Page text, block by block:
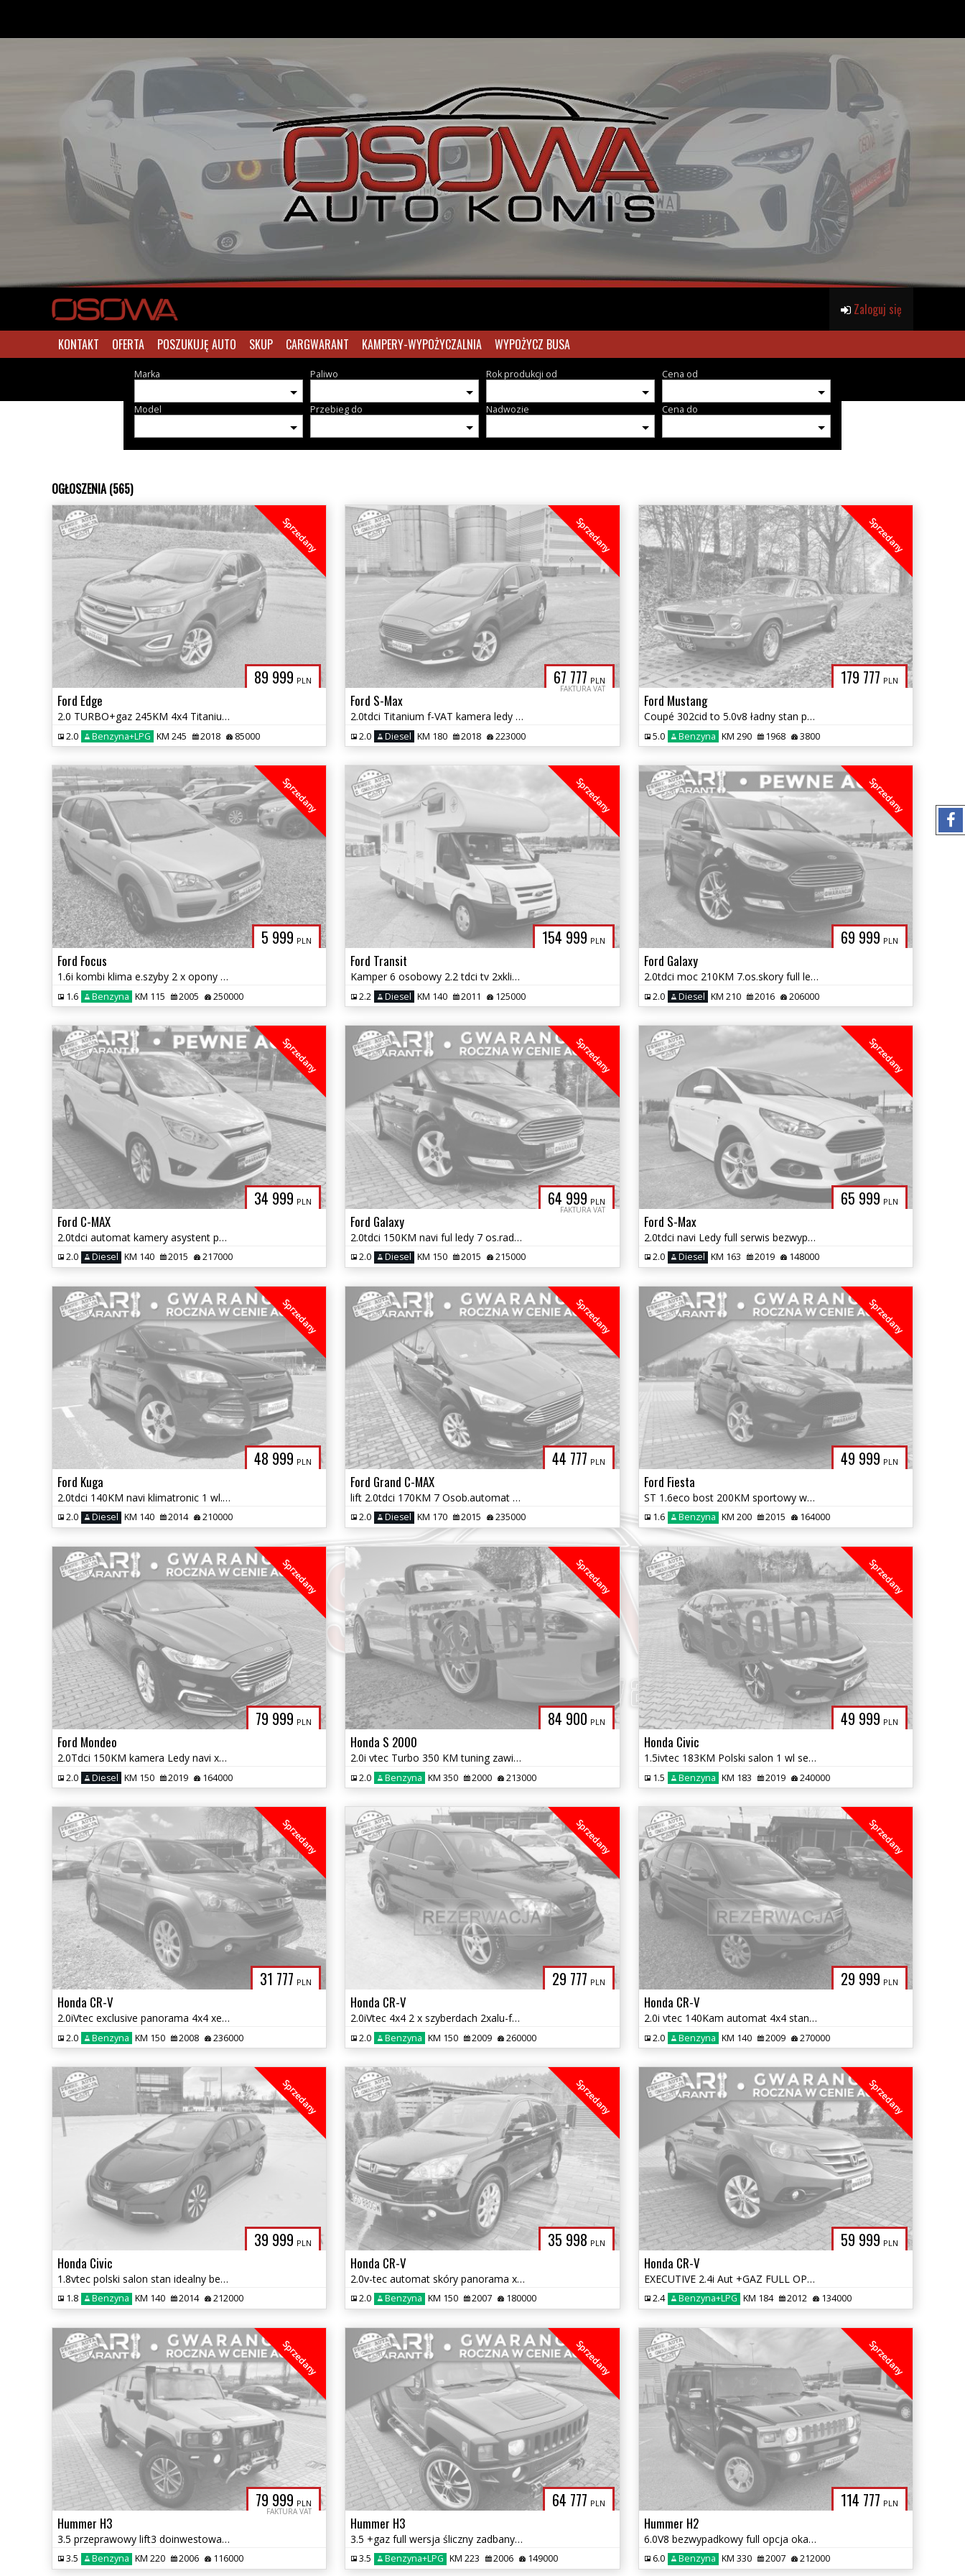
Zaloguj się
KONTAKT OFERTA POSZUKUJĘ AUTO SKUP CARGWARANT KAMPERY-WYPOŻYCZALNIA WYPOŻYCZ BUSA
Marka Paliwo Rok produkcji od Cena od
Model Przebieg do Nadwozie Cena do
OGŁOSZENIA (565)
89 999 PLN
Sprzedany
Ford Edge
2.0 TURBO+gaz 245KM 4x4 Titanium skóry navi kamera 1 wł 1 rok gwaran
2.0 Benzyna+LPG KM 245 2018 85000
67 777 PLN
FAKTURA VAT
Sprzedany
Ford S-Max
2.0tdci Titanium f-VAT kamera ledy asys.pasa el.klapa zamiana 1.gwara
2.0 Diesel KM 180 2018 223000
179 777 PLN
Sprzedany
Ford Mustang
Coupé 302cid to 5.0v8 ładny stan pełna dokumentacja książki faktury
5.0 Benzyna KM 290 1968 3800
5 999 PLN
Sprzedany
Ford Focus
1.6i kombi klima e.szyby 2 x opony stan przyzwoity 2.wł salon pl
1.6 Benzyna KM 115 2005 250000
154 999 PLN
Sprzedany
Ford Transit
Kamper 6 osobowy 2.2 tdci tv 2xklima ogrzewanie WC zadbany 2 wl
2.2 Diesel KM 140 2011 125000
69 999 PLN
Sprzedany
Ford Galaxy
2.0tdci moc 210KM 7.os.skory full ledy radar panorama zamiana 1.gwara
2.0 Diesel KM 210 2016 206000
34 999 PLN
Sprzedany
Ford C-MAX
2.0tdci automat kamery asystent pasa + park. Zadbany 1.r.gawarancji
2.0 Diesel KM 140 2015 217000
64 999 PLN
FAKTURA VAT
Sprzedany
Ford Galaxy
2.0tdci 150KM navi ful ledy 7 os.radar asyst. pasa zamiana 1.gwara
2.0 Diesel KM 150 2015 215000
65 999 PLN
Sprzedany
Ford S-Max
2.0tdci navi Ledy full serwis bezwypadkowy 1 wł zamiana 1 rok gwrancj
2.0 Diesel KM 163 2019 148000
48 999 PLN
Sprzedany
Ford Kuga
2.0tdci 140KM navi klimatronic 1 wl.zamiana 1 rok gwarancji bezwypad
2.0 Diesel KM 140 2014 210000
44 777 PLN
Sprzedany
Ford Grand C-MAX
lift 2.0tdci 170KM 7 Osob.automat skóry 1wł bezwypadk zamiana 1r.gwa
2.0 Diesel KM 170 2015 235000
49 999 PLN
Sprzedany
Ford Fiesta
ST 1.6eco bost 200KM sportowy wydech zawieszenie zamiana klimatronic
1.6 Benzyna KM 200 2015 164000
79 999 PLN
Sprzedany
Ford Mondeo
2.0Tdci 150KM kamera Ledy navi xenon radar acc tempomat asyst.pasa gw
2.0 Diesel KM 150 2019 164000
84 900 PLN
Sprzedany
Honda S 2000
2.0i vtec Turbo 350 KM tuning zawieszenie i inne
2.0 Benzyna KM 350 2000 213000
49 999 PLN
Sprzedany
Honda Civic
1.5ivtec 183KM Polski salon 1 wl serwis bogata wersja zamiana. Gwarncj
1.5 Benzyna KM 183 2019 240000
31 777 PLN
Sprzedany
Honda CR-V
2.0iVtec exclusive panorama 4x4 xenon bezwypadkowy 1.r.gwaran
2.0 Benzyna KM 150 2008 236000
29 777 PLN
Sprzedany
Honda CR-V
2.0iVtec 4x4 2 x szyberdach 2xalu-felgi full serwis zamiana 1.gwarancj
2.0 Benzyna KM 150 2009 260000
29 999 PLN
Sprzedany
Honda CR-V
2.0i vtec 140Kam automat 4x4 stan bdb zamiana 1.r gwarancji
2.0 Benzyna KM 140 2009 270000
39 999 PLN
Sprzedany
Honda Civic
1.8vtec polski salon stan idealny bez wkładu finansowego stan idealny
1.8 Benzyna KM 140 2014 212000
35 998 PLN
Sprzedany
Honda CR-V
2.0v-tec automat skóry panorama x2 xenon 1 wl zamiana gwarancja
2.0 Benzyna KM 150 2007 180000
59 999 PLN
Sprzedany
Honda CR-V
EXECUTIVE 2.4i Aut +GAZ FULL OPCJA 4X4 piękny stan zamiana 1r.gwaran
2.4 Benzyna+LPG KM 184 2012 134000
79 999 PLN
FAKTURA VAT
Sprzedany
Hummer H3
3.5 przeprawowy lift3 doinwestowany Navi xenon ledy lodówka f-k. vat
3.5 Benzyna KM 220 2006 116000
64 777 PLN
Sprzedany
Hummer H3
3.5 +gaz full wersja śliczny zadbany 4x4 koła 22" orurowany zamiana
3.5 Benzyna+LPG KM 223 2006 149000
114 777 PLN
Sprzedany
Hummer H2
6.0V8 bezwypadkowy full opcja okazja piękny stan 1 r gwarancji
6.0 Benzyna KM 330 2007 212000